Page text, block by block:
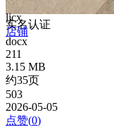
ljcx
实名认证
店铺
docx
211
3.15 MB
约35页
503
2026-05-05
点赞(0)